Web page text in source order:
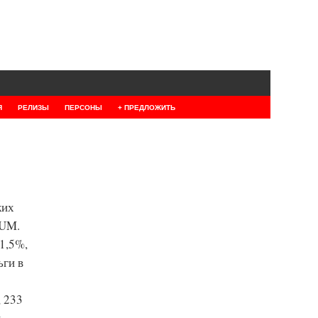
РЕЛИЗЫ ПЕРСОНЫ + ПРЕДЛОЖИТЬ
в
233